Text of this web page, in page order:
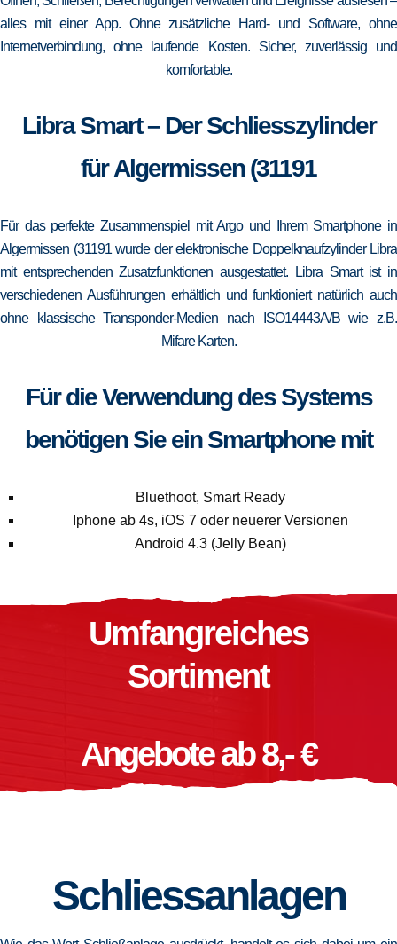
alles mit einer App. Ohne zusätzliche Hard- und Software, ohne
Internetverbindung, ohne laufende Kosten. Sicher, zuverlässig und
komfortable.
Libra Smart – Der Schliesszylinder
für Algermissen (31191
Für das perfekte Zusammenspiel mit Argo und Ihrem Smartphone in
Algermissen (31191 wurde der elektronische Doppelknaufzylinder Libra
mit entsprechenden Zusatzfunktionen ausgestattet. Libra Smart ist in
verschiedenen Ausführungen erhältlich und funktioniert natürlich auch
ohne klassische Transponder-Medien nach ISO14443A/B wie z.B.
Mifare Karten.
Für die Verwendung des Systems
benötigen Sie ein Smartphone mit
Bluethoot, Smart Ready
Iphone ab 4s, iOS 7 oder neuerer Versionen
Android 4.3 (Jelly Bean)
Umfangreiches
Sortiment
Angebote ab 8,- €
Schliessanlagen